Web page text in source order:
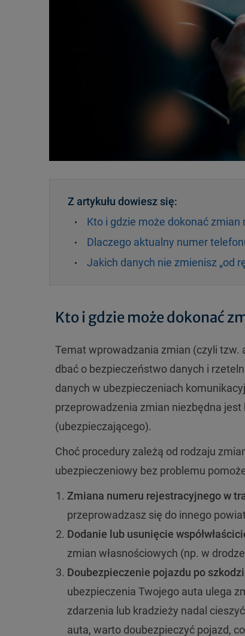
Z artykułu dowiesz się:
Kto i gdzie może dokonać zmian
Dlaczego aktualny numer
Jakich danych nie zmienisz „od
Kto i gdzie może dokonać
Temat wprowadzania zmian (czyli tzw.
dbać o bezpieczeństwo danych i
danych w ubezpieczeniach
przeprowadzenia zmian niezbędna
(ubezpieczającego).
Choć procedury zależą od rodzaju
ubezpieczeniowy bez problemu
Zmiana numeru rejestracyjnego w
przeprowadzasz się do innego
Dodanie lub usunięcie
zmian własnościowych (np. w
Doubezpieczenie pojazdu po
ubezpieczenia Twojego auta ulega
zdarzenia lub kradzieży nadal
auta, warto doubezpieczyć pojazd,